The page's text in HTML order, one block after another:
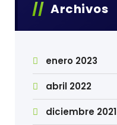
Archivos
enero 2023
abril 2022
diciembre 2021